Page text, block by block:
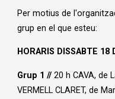
Per motius de
grup en el que esteu:
HORARIS DISSABTE 18
Grup 1 // 20 h CAVA, de
VERMELL CLARET, de